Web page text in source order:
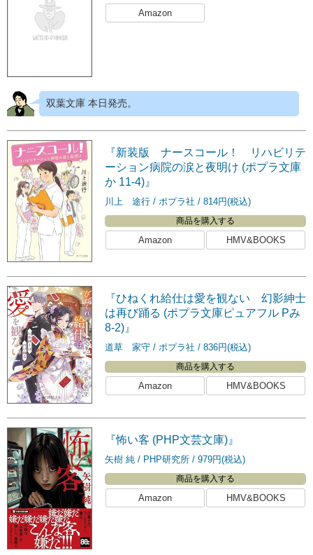
Amazon
双葉文庫 本日発売。
『新装版 ナースコール！ リハビリテ
ーション病院の涙と夜明け (ポプラ文庫
か 11-4)』
川上 途行 ポプラ社 814円(税込)
商品を購入する
Amazon HMV&BOOKS
『ひねくれ給仕は愛を観ない 幻影紳士
は再び踊る (ポプラ文庫ピュアフル Pみ
8-2)』
道草 家守 ポプラ社 836円(税込)
商品を購入する
Amazon HMV&BOOKS
『怖い客 (PHP文芸文庫)』
矢樹 純 PHP研究所 979円(税込)
商品を購入する
Amazon HMV&BOOKS